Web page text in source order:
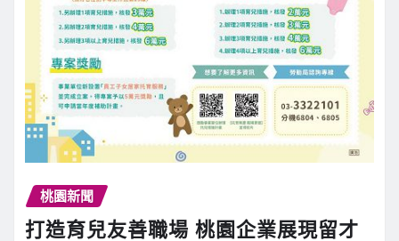
桃園新聞
打造育兒友善職場 桃園企業展現留才